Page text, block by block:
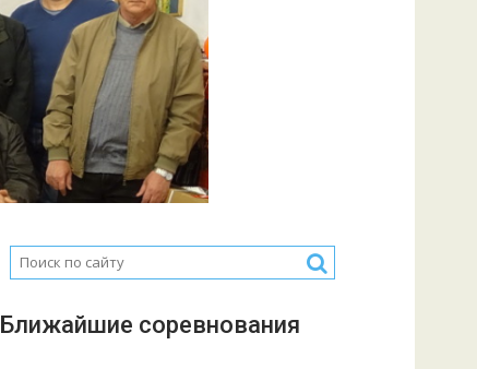
Ближайшие соревнования